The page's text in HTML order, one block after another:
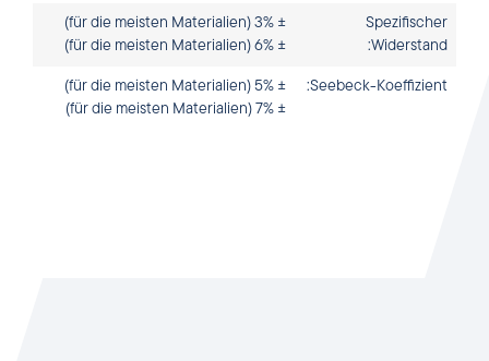
Spezifischer
Widerstand:
± 3% (für die meisten Materialien)
± 6% (für die meisten Materialien)
Seebeck-Koeffizient:
± 5% (für die meisten Materialien)
± 7% (für die meisten Materialien)